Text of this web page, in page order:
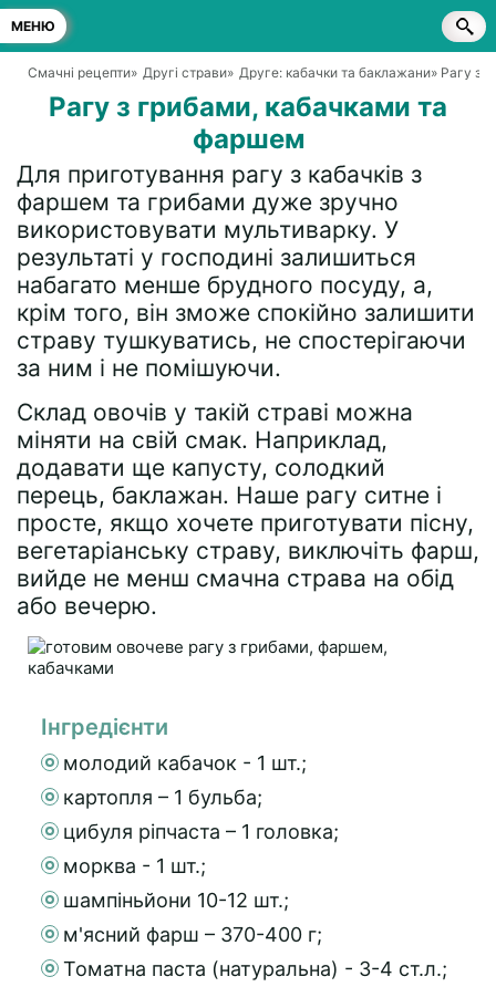
МЕНЮ
Смачні рецепти» Другі страви» Друге: кабачки та баклажани» Рагу з
Рагу з грибами, кабачками та
фаршем
Для приготування рагу з кабачків з
фаршем та грибами дуже зручно
використовувати мультиварку. У
результаті у господині залишиться
набагато менше брудного посуду, а,
крім того, він зможе спокійно залишити
страву тушкуватись, не спостерігаючи
за ним і не помішуючи.
Склад овочів у такій страві можна
міняти на свій смак. Наприклад,
додавати ще капусту, солодкий
перець, баклажан. Наше рагу ситне і
просте, якщо хочете приготувати пісну,
вегетаріанську страву, виключіть фарш,
вийде не менш смачна страва на обід
або вечерю.
Інгредієнти
молодий кабачок - 1 шт.;
картопля – 1 бульба;
цибуля ріпчаста – 1 головка;
морква - 1 шт.;
шампіньйони 10-12 шт.;
м'ясний фарш – 370-400 г;
Томатна паста (натуральна) - 3-4 ст.л.;